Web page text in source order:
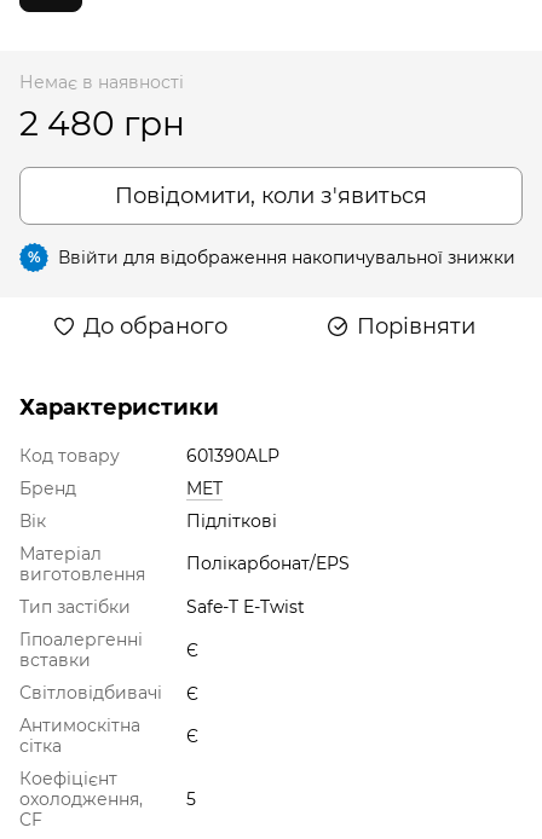
Немає в наявності
2 480 грн
Повідомити, коли з'явиться
% Ввійти для відображення накопичувальної знижки
До обраного Порівняти
Характеристики
Код товару
601390ALP
Бренд
MET
Вік
Підліткові
Матеріал
виготовлення
Полікарбонат/EPS
Тип застібки
Safe-T E-Twist
Гіпоалергенні
вставки
Є
Світловідбивачі
Є
Антимоскітна
сітка
Є
Коефіцієнт
охолодження,
CF
5